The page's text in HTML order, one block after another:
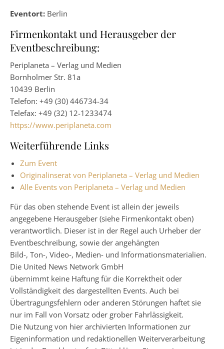
Eventort: Berlin
Firmenkontakt und Herausgeber der
Eventbeschreibung:
Periplaneta – Verlag und Medien
Bornholmer Str. 81a
10439 Berlin
Telefon: +49 (30) 446734-34
Telefax: +49 (32) 12-1233474
https://www.periplaneta.com
Weiterführende Links
Zum Event
Originalinserat von Periplaneta – Verlag und Medien
Alle Events von Periplaneta – Verlag und Medien
Für das oben stehende Event ist allein der jeweils
angegebene Herausgeber (siehe Firmenkontakt oben)
verantwortlich. Dieser ist in der Regel auch Urheber der
Eventbeschreibung, sowie der angehängten
Bild-, Ton-, Video-, Medien- und Informationsmaterialien.
Die United News Network GmbH
übernimmt keine Haftung für die Korrektheit oder
Vollständigkeit des dargestellten Events. Auch bei
Übertragungsfehlern oder anderen Störungen haftet sie
nur im Fall von Vorsatz oder grober Fahrlässigkeit.
Die Nutzung von hier archivierten Informationen zur
Eigeninformation und redaktionellen Weiterverarbeitung